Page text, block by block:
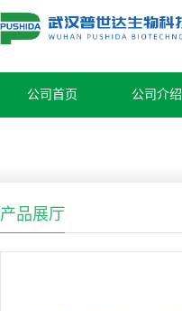
公司首页 公司介绍
产品展厅